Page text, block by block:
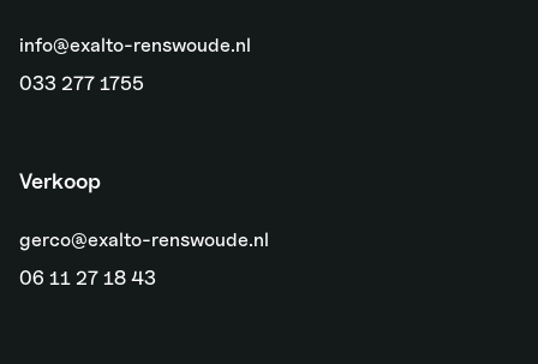
info@exalto-renswoude.nl
033 277 1755
Verkoop
gerco@exalto-renswoude.nl
06 11 27 18 43